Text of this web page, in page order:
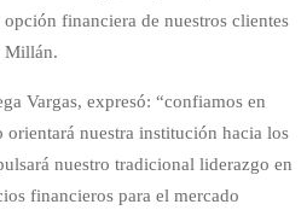
financiera de nuestros clientes
Millán.
Vargas, expresó: “confiamos en
nuestra institución hacia los
nuestro tradicional liderazgo en
financieros para el mercado